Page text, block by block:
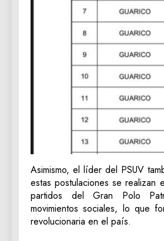
Asimismo, el líder del PSUV
estas postulaciones se realizan
partidos del Gran Polo
movimientos sociales, lo que
revolucionaria en el país.